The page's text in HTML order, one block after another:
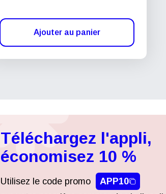
Ajouter au panier
Téléchargez l'appli,
économisez 10 %
Utilisez le code promo
APP10